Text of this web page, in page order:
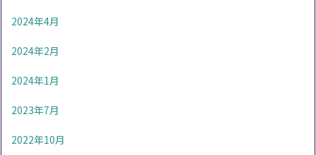
2024年4月
2024年2月
2024年1月
2023年7月
2022年10月